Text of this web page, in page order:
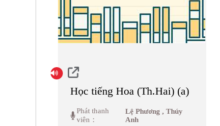
Học tiếng Hoa (Th.Hai) (a)
Phát thanh
viên：
Lệ Phương , Thúy
Anh